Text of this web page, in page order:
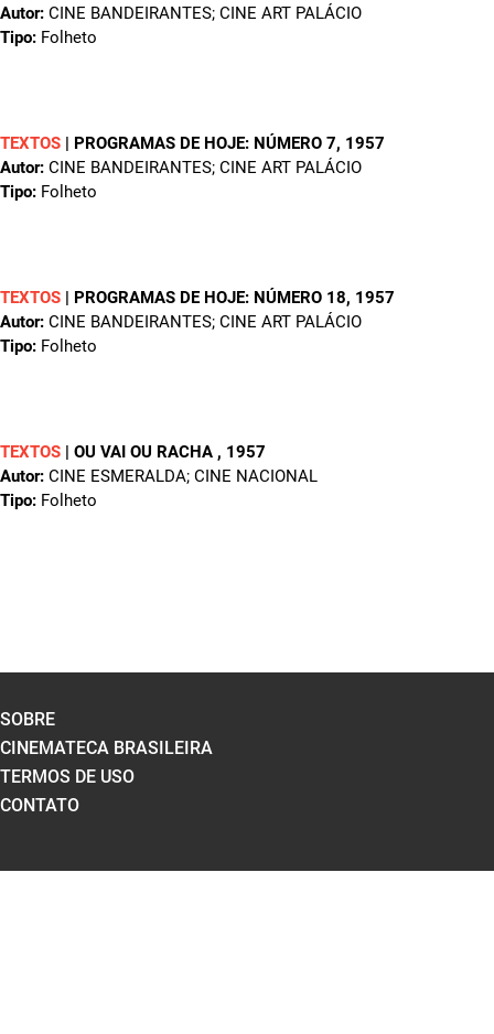
Autor: CINE BANDEIRANTES; CINE ART PALÁCIO
Tipo: Folheto
TEXTOS | PROGRAMAS DE HOJE: NÚMERO 7, 1957
Autor: CINE BANDEIRANTES; CINE ART PALÁCIO
Tipo: Folheto
TEXTOS | PROGRAMAS DE HOJE: NÚMERO 18, 1957
Autor: CINE BANDEIRANTES; CINE ART PALÁCIO
Tipo: Folheto
TEXTOS | OU VAI OU RACHA , 1957
Autor: CINE ESMERALDA; CINE NACIONAL
Tipo: Folheto
SOBRE
CINEMATECA BRASILEIRA
TERMOS DE USO
CONTATO